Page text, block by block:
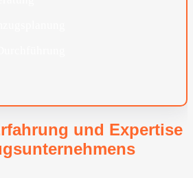
und Expertise